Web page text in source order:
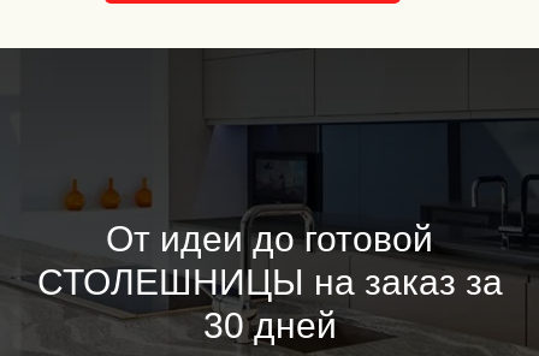
От идеи до готовой
СТОЛЕШНИЦЫ на заказ за
30 дней